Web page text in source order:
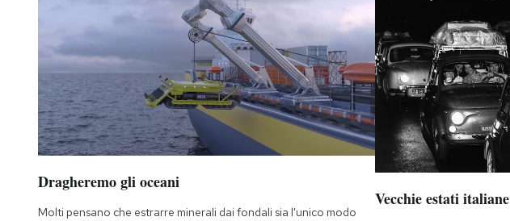
Dragheremo gli oceani
Molti pensano che estrarre minerali dai fondali sia l'unico modo
Vecchie estati italiane